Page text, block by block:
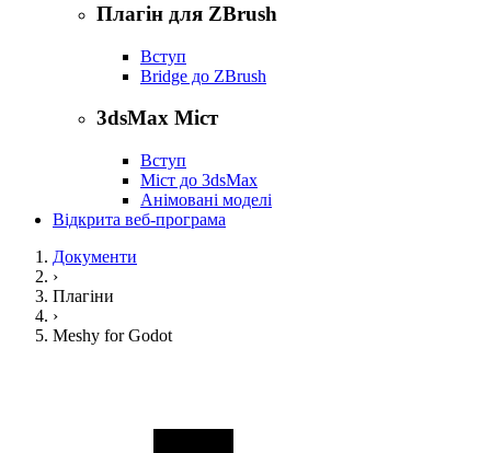
Плагін для ZBrush
Вступ
Bridge до ZBrush
3dsMax Міст
Вступ
Міст до 3dsMax
Анімовані моделі
Відкрита веб-програма
Документи
›
Плагіни
›
Meshy for Godot